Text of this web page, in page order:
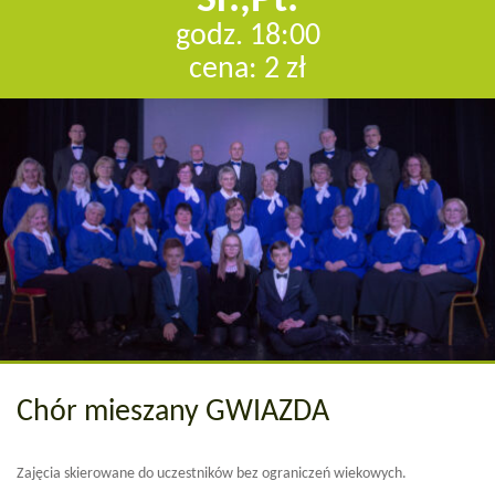
godz. 18:00
cena: 2 zł
Chór mieszany GWIAZDA
Zajęcia skierowane do uczestników bez ograniczeń wiekowych.